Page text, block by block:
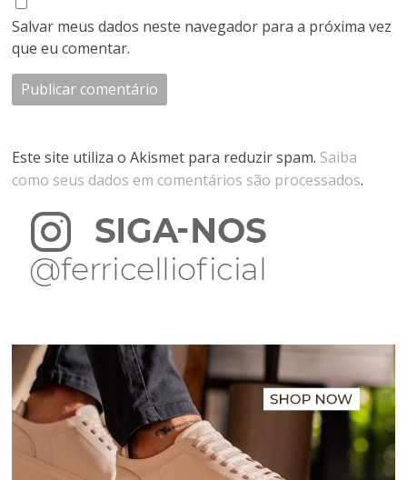
Salvar meus dados neste navegador para a próxima vez
que eu comentar.
Este site utiliza o Akismet para reduzir spam. Saiba
como seus dados em comentários são processados.